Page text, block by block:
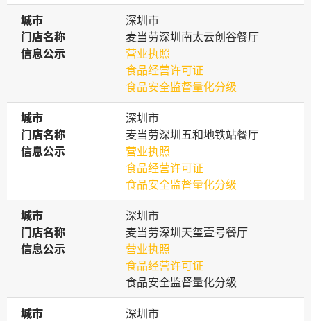
城市
城市
深圳市
门店名称
门店名称
麦当劳深圳南太云创谷餐厅
信息公示
信息公示
营业执照
食品经营许可证
食品安全监督量化分级
城市
城市
深圳市
门店名称
门店名称
麦当劳深圳五和地铁站餐厅
信息公示
信息公示
营业执照
食品经营许可证
食品安全监督量化分级
城市
城市
深圳市
门店名称
门店名称
麦当劳深圳天玺壹号餐厅
信息公示
信息公示
营业执照
食品经营许可证
食品安全监督量化分级
城市
城市
深圳市